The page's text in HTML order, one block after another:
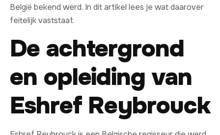
België bekend werd. In dit artikel lees je wat daarover
feitelijk vaststaat.
De achtergrond
en opleiding van
Eshref Reybrouck